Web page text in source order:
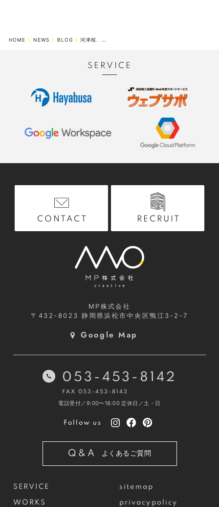
HOME NEWS BLOG 河津桜、満開！
SERVICE
CONTACT RECRUIT
MP株式会社
〒432-8023静岡県浜松市中央区鴨江3-2-7
Google Map
SERVICE
WORKS
sitemap
privacypolicy
053-453-8142
FAX 053-453-8143
電話受付／9:00〜18:00 定休日／土・日
Follow us
Q&A よくあるご質問